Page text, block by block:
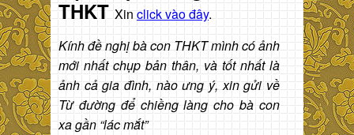
THKT Xin click vào đây.
Kính đề nghị bà con THKT mình có ảnh
mới nhất chụp bản thân, và tốt nhất là
ảnh cả gia đình, nào ưng ý, xin gửi về
Từ đường để chiềng làng cho bà con
xa gần “lác mắt”